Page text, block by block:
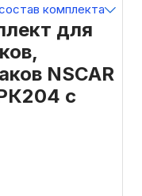
для
NSCAR
с
комплекта